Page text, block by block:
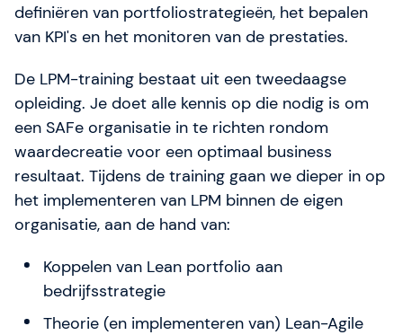
definiëren van portfoliostrategieën, het bepalen
van KPI's en het monitoren van de prestaties.
De LPM-training bestaat uit een tweedaagse
opleiding. Je doet alle kennis op die nodig is om
een SAFe organisatie in te richten rondom
waardecreatie voor een optimaal business
resultaat. Tijdens de training gaan we dieper in op
het implementeren van LPM binnen de eigen
organisatie, aan de hand van:
Koppelen van Lean portfolio aan
bedrijfsstrategie
Theorie (en implementeren van) Lean-Agile